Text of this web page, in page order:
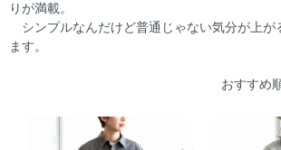
りが満載。
シンプルなんだけど普通じゃない気分が上が
ます。
おすすめ